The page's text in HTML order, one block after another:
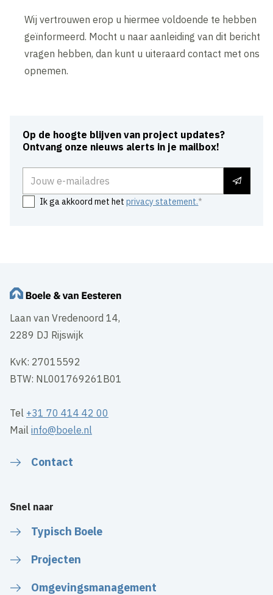
Wij vertrouwen erop u hiermee voldoende te hebben
geïnformeerd. Mocht u naar aanleiding van dit bericht
vragen hebben, dan kunt u uiteraard contact met ons
opnemen.
Op de hoogte blijven van project updates?
Ontvang onze nieuws alerts in je mailbox!
Ik ga akkoord met hetprivacy statement.
Laan van Vredenoord 14,
2289 DJ Rijswijk
KvK: 27015592
BTW: NL001769261B01
Tel +31 70 414 42 00
Mailinfo@boele.nl
Contact
Snel naar
Typisch Boele
Projecten
Omgevingsmanagement